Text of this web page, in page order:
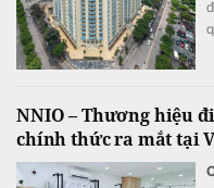
NNIO – Thương hiệu
chính thức ra mắt tại